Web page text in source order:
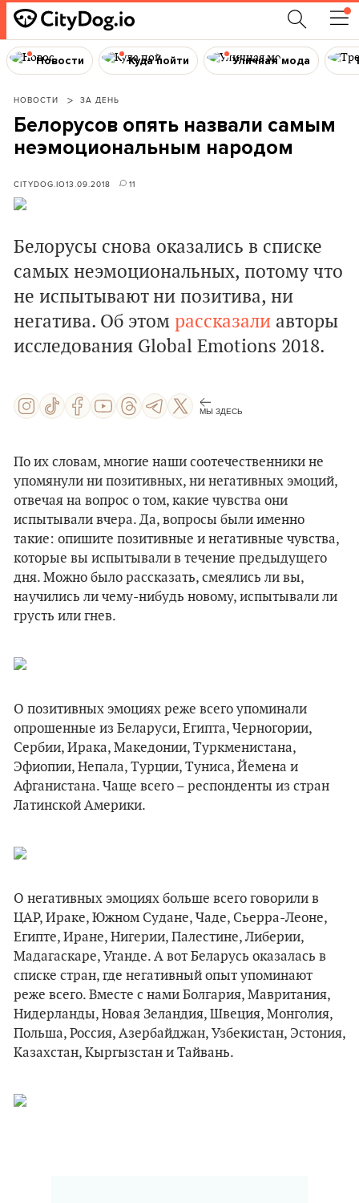
Новости Куда пойти Уличная мода
НОВОСТИ ЗА ДЕНЬ
Белорусов опять назвали самым
неэмоциональным народом
CITYDOG.IO13.09.2018 11
Белорусы снова оказались в списке
самых неэмоциональных, потому что
не испытывают ни позитива, ни
негатива. Об этом рассказали авторы
исследования Global Emotions 2018.
МЫ ЗДЕСЬ
По их словам, многие наши соотечественники не
упомянули ни позитивных, ни негативных эмоций,
отвечая на вопрос о том, какие чувства они
испытывали вчера. Да, вопросы были именно
такие: опишите позитивные и негативные чувства,
которые вы испытывали в течение предыдущего
дня. Можно было рассказать, смеялись ли вы,
научились ли чему-нибудь новому, испытывали ли
грусть или гнев.
О позитивных эмоциях реже всего упоминали
опрошенные из Беларуси, Египта, Черногории,
Сербии, Ирака, Македонии, Туркменистана,
Эфиопии, Непала, Турции, Туниса, Йемена и
Афганистана. Чаще всего – респонденты из стран
Латинской Америки.
О негативных эмоциях больше всего говорили в
ЦАР, Ираке, Южном Судане, Чаде, Сьерра-Леоне,
Египте, Иране, Нигерии, Палестине, Либерии,
Мадагаскаре, Уганде. А вот Беларусь оказалась в
списке стран, где негативный опыт упоминают
реже всего. Вместе с нами Болгария, Мавритания,
Нидерланды, Новая Зеландия, Швеция, Монголия,
Польша, Россия, Азербайджан, Узбекистан, Эстония,
Казахстан, Кыргызстан и Тайвань.